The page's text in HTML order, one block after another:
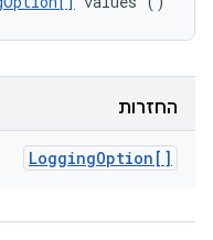
החזרות
LoggingOption[]